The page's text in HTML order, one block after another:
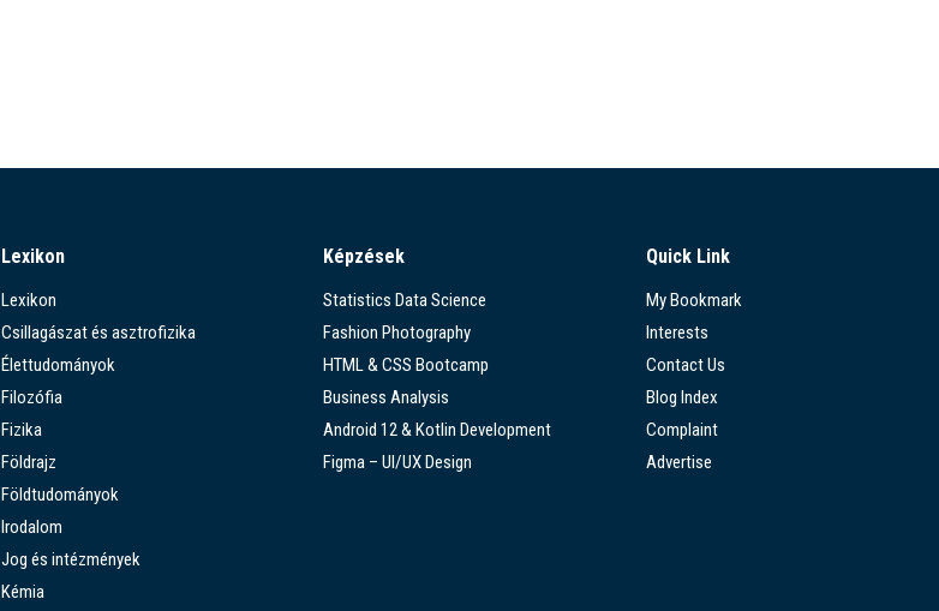
Lexikon
Lexikon
Csillagászat és asztrofizika
Élettudományok
Filozófia
Fizika
Földrajz
Földtudományok
Irodalom
Jog és intézmények
Kémia
Képzések
Statistics Data Science
Fashion Photography
HTML & CSS Bootcamp
Business Analysis
Android 12 & Kotlin Development
Figma – UI/UX Design
Quick Link
My Bookmark
Interests
Contact Us
Blog Index
Complaint
Advertise